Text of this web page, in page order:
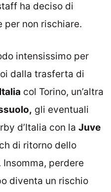
ha deciso di
per non rischiare.
intensissimo per
dalla trasferta di
col Torino, un’altra
gli eventuali
d’Italia con la Juve
di ritorno dello
perdere
diventa un rischio